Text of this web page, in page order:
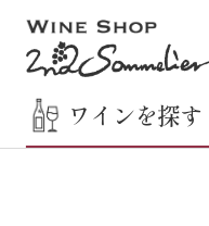
ワインを探す